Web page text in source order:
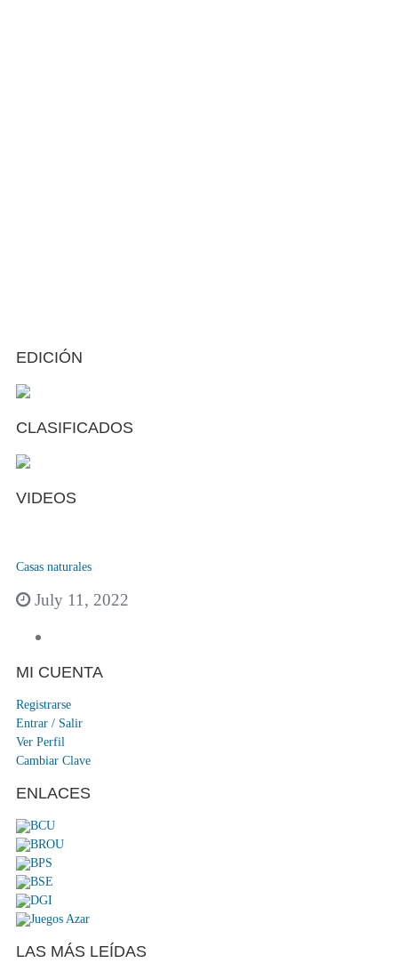
EDICIÓN
CLASIFICADOS
VIDEOS
Casas naturales
July 11, 2022
MI CUENTA
Registrarse
Entrar / Salir
Ver Perfil
Cambiar Clave
ENLACES
LAS MÁS LEÍDAS